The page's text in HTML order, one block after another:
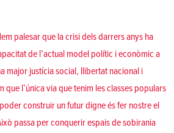
palesar que la crisi dels darrers anys ha
de l’actual model polític i econòmic a
major justícia social, llibertat nacional i
que l’única via que tenim les classes populars
construir un futur digne és fer nostre el
passa per conquerir espais de sobirania